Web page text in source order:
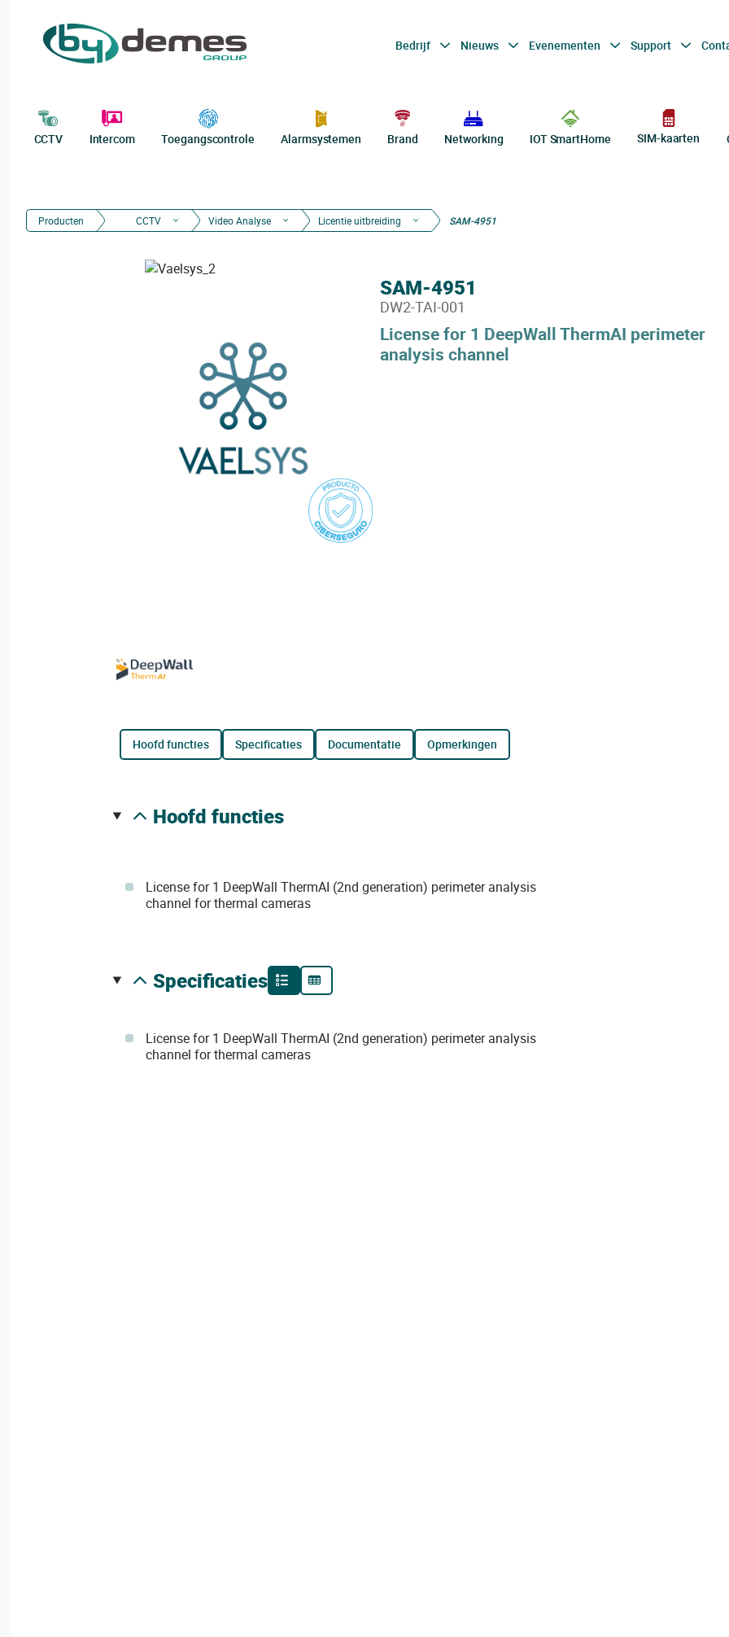
Bedrijf Nieuws Evenementen Support
CCTV Intercom Toegangscontrole Alarmsystemen Brand Networking IOT SmartHome SIM-kaarten
Producten CCTV Video Analyse Licentie uitbreiding SAM-4951
License for 1 DeepWall ThermAI perimeter
analysis channel
SAM-4951
DW2-TAI-001
hoofd functies specificaties documentatie opmerkingen
hoofd functies
License for 1 DeepWall ThermAI (2nd generation) perimeter analysis
channel for thermal cameras
specificaties
License for 1 DeepWall ThermAI (2nd generation) perimeter analysis
channel for thermal cameras